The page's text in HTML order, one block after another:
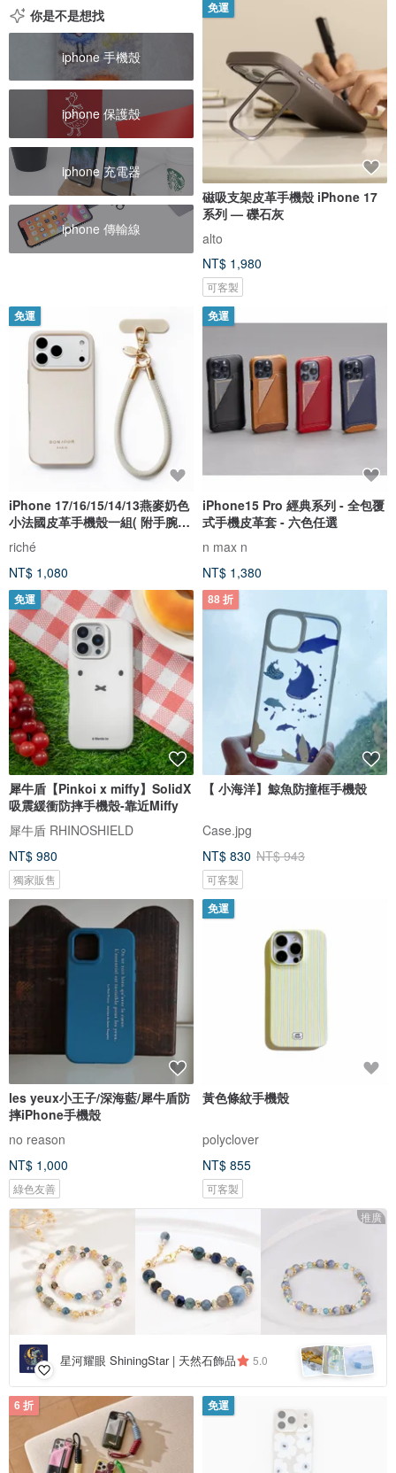
你是不是想找
iphone 手機殼
iphone 保護殼
iphone 充電器
iphone 傳輸線
免運
磁吸支架皮革手機殼 iPhone 17
系列 — 礫石灰
alto
NT$ 1,980
可客製
免運
iPhone 17/16/15/14/13燕麥奶色
小法國皮革手機殼一組( 附手腕
帶)
riché
NT$ 1,080
免運
iPhone15 Pro 經典系列 - 全包覆
式手機皮革套 - 六色任選
n max n
NT$ 1,380
免運
犀牛盾【Pinkoi x miffy】SolidX
吸震緩衝防摔手機殼-靠近Miffy
犀牛盾 RHINOSHIELD
NT$ 980
獨家販售
88 折
【 小海洋】鯨魚防撞框手機殼
Case.jpg
NT$ 830 NT$ 943
可客製
les yeux小王子/深海藍/犀牛盾防
摔iPhone手機殼
no reason
NT$ 1,000
綠色友善
免運
黃色條紋手機殼
polyclover
NT$ 855
可客製
推廣
星河耀眼 ShiningStar | 天然石飾品 5.0
6 折 免運